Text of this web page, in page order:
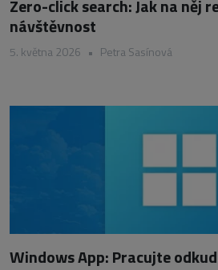
Zero-click search: Jak na něj
návštěvnost
5. května 2026 • Petra Sasínová
Windows App: Pracujte